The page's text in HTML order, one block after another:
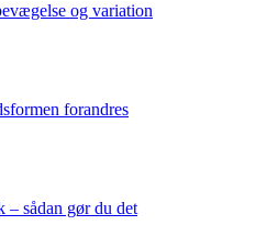
og variation
forandres
sådan gør du det